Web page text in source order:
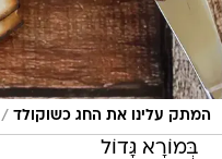
המתק עלינו את החג כשוקולד /
בְּמוֹרָא גָּדוֹל